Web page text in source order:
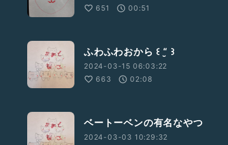
651
00:51
ふわふわおから ꒰ “̮ ꒱
2024-03-15 06:03:22
663
02:08
ベートーベンの有名なやつ
2024-03-03 10:29:32